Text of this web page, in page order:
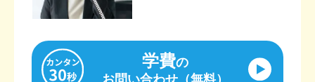
学費の
お問い合わせ（無料）